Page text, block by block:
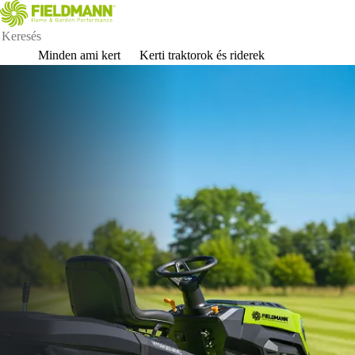
Minden ami kert Kerti traktorok és riderek